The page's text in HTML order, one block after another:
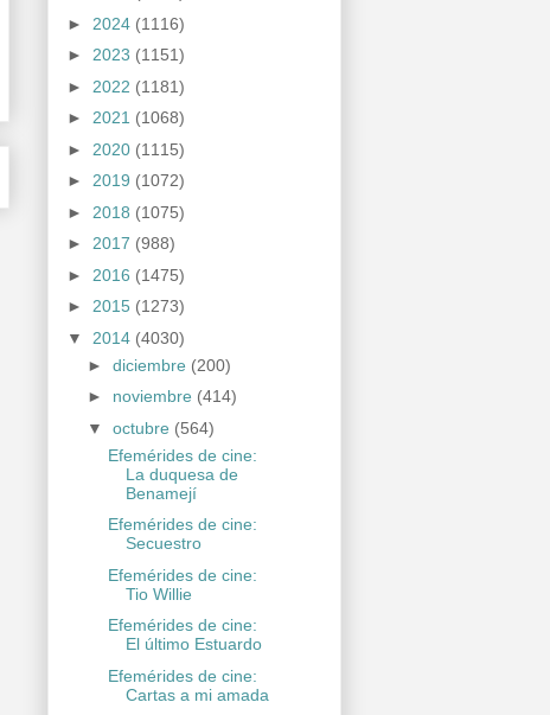
► 2024 (1116)
► 2023 (1151)
► 2022 (1181)
► 2021 (1068)
► 2020 (1115)
► 2019 (1072)
► 2018 (1075)
► 2017 (988)
► 2016 (1475)
► 2015 (1273)
▼ 2014 (4030)
► diciembre (200)
► noviembre (414)
▼ octubre (564)
Efemérides de cine:
La duquesa de
Benamejí
Efemérides de cine:
Secuestro
Efemérides de cine:
Tio Willie
Efemérides de cine:
El último Estuardo
Efemérides de cine:
Cartas a mi amada